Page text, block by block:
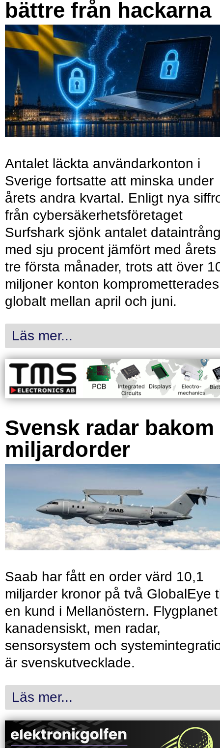
bättre från hackarna
Antalet läckta användarkonton i
Sverige fortsatte att minska under
årets andra kvartal. Enligt nya
från cybersäkerhetsföretaget
Surfshark sjönk antalet
med sju procent jämfört med årets
tre första månader, trots att över
miljoner konton komprometterades
globalt mellan april och juni.
Läs mer...
Svensk radar bakom
miljardorder
Saab har fått en order värd 10,1
miljarder kronor på två GlobalEye
en kund i Mellanöstern.
kanadensiskt, men radar,
sensorsystem och
är svenskutvecklade.
Läs mer...